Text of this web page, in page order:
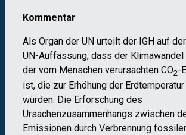
Kommentar
Als Organ der UN urteilt der IGH auf
UN-Auffassung, dass der
der vom Menschen verursachten CO2-
ist, die zur Erhöhung der
würden. Die Erforschung des
Ursachenzusammenhangs zwischen
Emissionen durch Verbrennung fossiler